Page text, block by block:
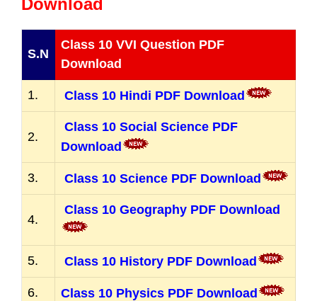
S.N
Class 10 VVI Question PDF
Download
1. Class 10 Hindi PDF Download
2.
Class 10 Social Science PDF
Download
3. Class 10 Science PDF Download
4.
Class 10 Geography PDF Download
5. Class 10 History PDF Download
6. Class 10 Physics PDF Download